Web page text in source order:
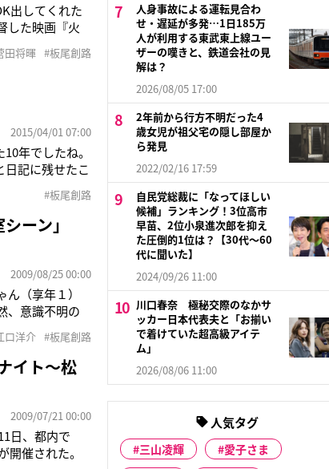
出してくれた
した映画『火
る。徳永の相
田将暉 #板尾創路
2015/04/01 07:00
年でしたね。
記に残せたこ
尾日記10』が
#板尾創路
ーン」
2009/08/25 00:00
（享年１）
、意識不明の
も多数、献花
口洋介 #板尾創路
イト～松
2009/07/21 00:00
日、都内で
催された。
人身事故による運転見合わ
せ・遅延が多発…1日185万
人が利用する東武東上線ユー
ザーの嘆きと、鉄道会社の見
解は？
2026/08/05 17:00
2年前から行方不明だった4
歳女児が祖父宅の隠し部屋か
ら発見
2022/02/16 17:59
自民党総裁に「なってほしい
候補」ランキング！3位高市
早苗、2位小泉進次郎を抑え
た圧倒的1位は？【30代〜60
代に聞いた】
2024/09/26 11:00
川口春奈 極秘交際のなかサ
ッカー日本代表夫と「お揃い
で着けていた超高級アイテ
ム」
2026/08/06 11:00
人気タグ
三山凌輝
愛子さま